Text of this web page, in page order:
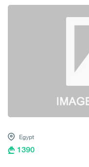
Egypt
1390